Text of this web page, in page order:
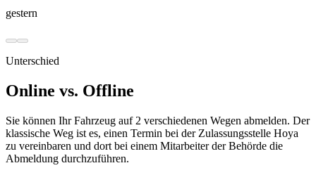
gestern
Unterschied
Online vs. Offline
Sie können Ihr Fahrzeug auf 2 verschiedenen Wegen abmelden. Der
klassische Weg ist es, einen Termin bei der Zulassungsstelle Hoya
zu vereinbaren und dort bei einem Mitarbeiter der Behörde die
Abmeldung durchzuführen.